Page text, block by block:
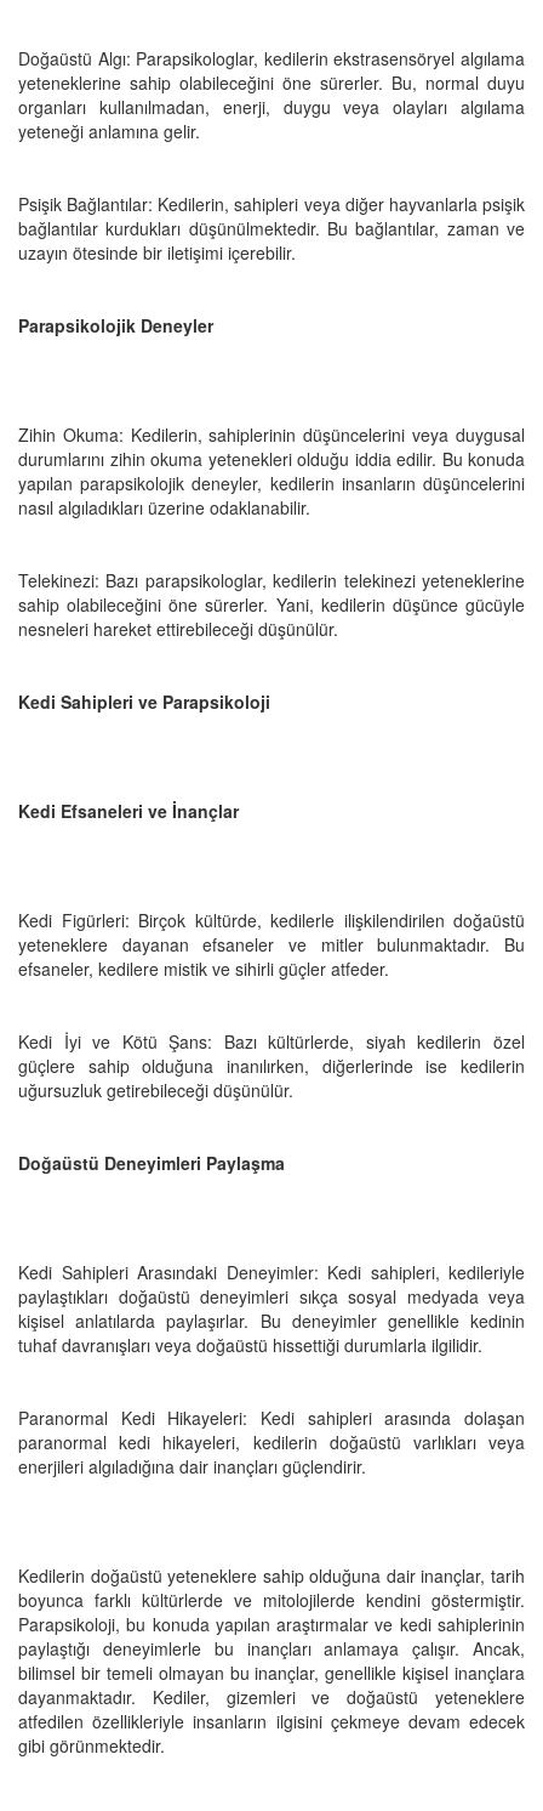
Doğaüstü Algı: Parapsikologlar, kedilerin ekstrasensöryel algılama
yeteneklerine sahip olabileceğini öne sürerler. Bu, normal duyu
organları kullanılmadan, enerji, duygu veya olayları algılama
yeteneği anlamına gelir.
Psişik Bağlantılar: Kedilerin, sahipleri veya diğer hayvanlarla psişik
bağlantılar kurdukları düşünülmektedir. Bu bağlantılar, zaman ve
uzayın ötesinde bir iletişimi içerebilir.
Parapsikolojik Deneyler
Zihin Okuma: Kedilerin, sahiplerinin düşüncelerini veya duygusal
durumlarını zihin okuma yetenekleri olduğu iddia edilir. Bu konuda
yapılan parapsikolojik deneyler, kedilerin insanların düşüncelerini
nasıl algıladıkları üzerine odaklanabilir.
Telekinezi: Bazı parapsikologlar, kedilerin telekinezi yeteneklerine
sahip olabileceğini öne sürerler. Yani, kedilerin düşünce gücüyle
nesneleri hareket ettirebileceği düşünülür.
Kedi Sahipleri ve Parapsikoloji
Kedi Efsaneleri ve İnançlar
Kedi Figürleri: Birçok kültürde, kedilerle ilişkilendirilen doğaüstü
yeteneklere dayanan efsaneler ve mitler bulunmaktadır. Bu
efsaneler, kedilere mistik ve sihirli güçler atfeder.
Kedi İyi ve Kötü Şans: Bazı kültürlerde, siyah kedilerin özel
güçlere sahip olduğuna inanılırken, diğerlerinde ise kedilerin
uğursuzluk getirebileceği düşünülür.
Doğaüstü Deneyimleri Paylaşma
Kedi Sahipleri Arasındaki Deneyimler: Kedi sahipleri, kedileriyle
paylaştıkları doğaüstü deneyimleri sıkça sosyal medyada veya
kişisel anlatılarda paylaşırlar. Bu deneyimler genellikle kedinin
tuhaf davranışları veya doğaüstü hissettiği durumlarla ilgilidir.
Paranormal Kedi Hikayeleri: Kedi sahipleri arasında dolaşan
paranormal kedi hikayeleri, kedilerin doğaüstü varlıkları veya
enerjileri algıladığına dair inançları güçlendirir.
Kedilerin doğaüstü yeteneklere sahip olduğuna dair inançlar, tarih
boyunca farklı kültürlerde ve mitolojilerde kendini göstermiştir.
Parapsikoloji, bu konuda yapılan araştırmalar ve kedi sahiplerinin
paylaştığı deneyimlerle bu inançları anlamaya çalışır. Ancak,
bilimsel bir temeli olmayan bu inançlar, genellikle kişisel inançlara
dayanmaktadır. Kediler, gizemleri ve doğaüstü yeteneklere
atfedilen özellikleriyle insanların ilgisini çekmeye devam edecek
gibi görünmektedir.